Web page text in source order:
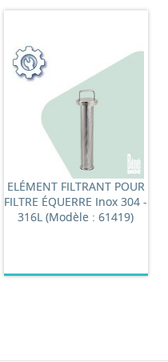
ELÉMENT FILTRANT POUR
FILTRE ÉQUERRE Inox 304 -
316L (Modèle : 61419)